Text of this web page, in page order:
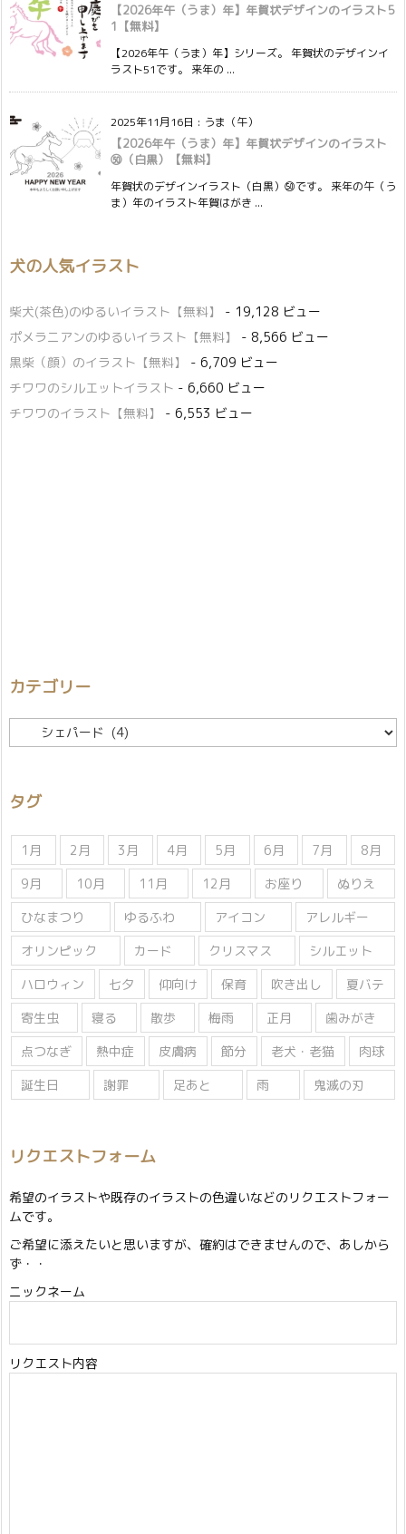
【2026年午（うま）年】年賀状デザインのイラスト5
1【無料】
【2026年午（うま）年】シリーズ。 年賀状のデザインイ
ラスト51です。 来年の ...
2025年11月16日 : うま（午）
【2026年午（うま）年】年賀状デザインのイラスト
㊿（白黒）【無料】
年賀状のデザインイラスト（白黒）㊿です。 来年の午（う
ま）年のイラスト年賀はがき ...
犬の人気イラスト
柴犬(茶色)のゆるいイラスト【無料】
- 19,128 ビュー
ポメラニアンのゆるいイラスト【無料】
- 8,566 ビュー
黒柴（顔）のイラスト【無料】
- 6,709 ビュー
チワワのシルエットイラスト - 6,660 ビュー
チワワのイラスト【無料】
- 6,553 ビュー
カテゴリー
テ
ー
タグ
1月 2月 3月 4月 5月 6月 7月
8月
9月
10月 11月 12月 お座り
ぬりえ
ひなまつり
ゆるふわ アイコン
アレルギー
オリンピック
カード クリスマス
シルエット
ハロウィン
七夕 仰向け 保育 吹き出し
夏バテ
寄生虫
寝る 散歩 梅雨 正月
歯みがき
点つなぎ
熱中症 皮膚病 節分 老犬・老猫
肉球
誕生日
謝罪 足あと 雨 鬼滅の刃
リクエストフォーム
希望のイラストや既存のイラストの色違いなどのリクエストフォー
ムです。
ご希望に添えたいと思いますが、確約はできませんので、あしから
ず・・
ニックネーム
リクエスト内容